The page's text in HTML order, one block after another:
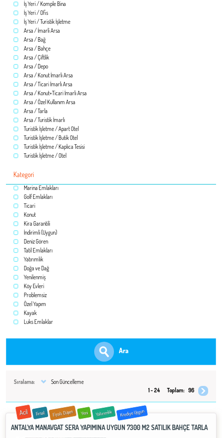
İş Yeri / Komple Bina
İş Yeri / Ofis
İş Yeri / Turistik İşletme
Arsa / İmarli Arsa
Arsa / Bağ
Arsa / Bahçe
Arsa / Çiftlik
Arsa / Depo
Arsa / Konut İmarlı Arsa
Arsa / Ticari İmarlı Arsa
Arsa / Konut+Ticari İmarlı Arsa
Arsa / Özel Kullanım Arsa
Arsa / Tarla
Arsa / Turistik İmarlı
Turistik İşletme / Apart Otel
Turistik İşletme / Butik Otel
Turistik İşletme / Kaplıca Tesisi
Turistik İşletme / Otel
Kategori
Marina Emlakları
Golf Emlakları
Ticari
Konut
Kira Garantili
İndirimli (Uygun)
Deniz Gören
Tatil Emlakları
Yatırımlık
Doğa ve Dağ
Yenilenmiş
Köy Evleri
Problemsiz
Özel Yapım
Kayak
Luks Emlaklar
Ara
Sıralama:
Son Güncelleme
1 - 24
Toplam: 96
Acil Fırsat Fiyatı Düşen Yeni Yatırımlık Krediye Uygun
ANTALYA MANAVGAT SERA YAPIMINA UYGUN 7300 M2 SATILIK BAHÇE TARLA